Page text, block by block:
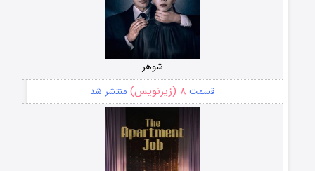
شوهر
قسمت ۸ (زیرنویس) منتشر شد